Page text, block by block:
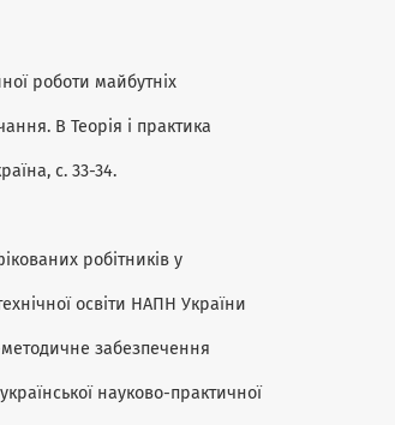
роботи майбутніх
В Теорія і практика
с. 33-34.
робітників у
освіти НАПН України
забезпечення
науково-практичної